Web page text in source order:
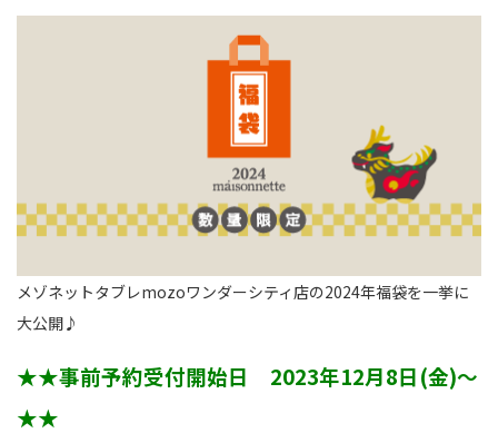
メゾネットタブレmozoワンダーシティ店の2024年福袋を一挙に
大公開♪
★★事前予約受付開始日 2023年12月8日(金)～
★★